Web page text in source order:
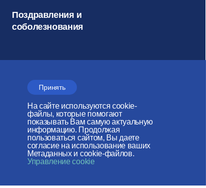
Принять
На сайте используются cookie-
файлы, которые помогают
показывать Вам самую актуальную
информацию. Продолжая
пользоваться сайтом, Вы даете
согласие на использование ваших
Метаданных и cookie-файлов.
Управление cookie
Поздравления и
соболезнования
Соцсети
Архив
Электронный
«Церковь и